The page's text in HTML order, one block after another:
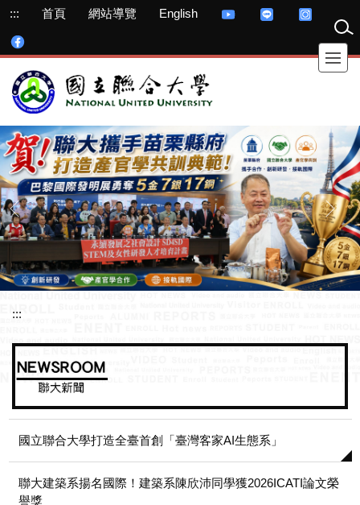
跳
主
內
容
::: 首頁 網站導覽 English
:::
國立聯合大學打造全臺首創「臺灣客家AI生態系」
聯大建築系揚名國際！建築系陳欣沛同學獲2026ICATI論文榮
譽獎